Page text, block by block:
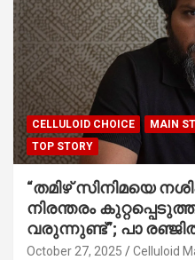
CELLULOID CHOICE MAIN
TOP STORY
“തമിഴ് സിനിമയെ
നിരന്തരം
വരുന്നുണ്ട്”; പാ
October 27, 2025 Celluloid